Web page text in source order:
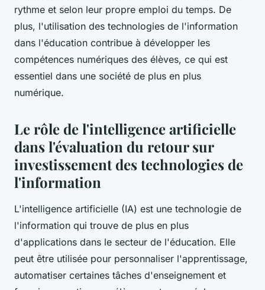
rythme et selon leur propre emploi du temps. De
plus, l'utilisation des technologies de l'information
dans l'éducation contribue à développer les
compétences numériques des élèves, ce qui est
essentiel dans une société de plus en plus
numérique.
Le rôle de l'intelligence artificielle
dans l'évaluation du retour sur
investissement des technologies de
l'information
L'intelligence artificielle (IA) est une technologie de
l'information qui trouve de plus en plus
d'applications dans le secteur de l'éducation. Elle
peut être utilisée pour personnaliser l'apprentissage,
automatiser certaines tâches d'enseignement et